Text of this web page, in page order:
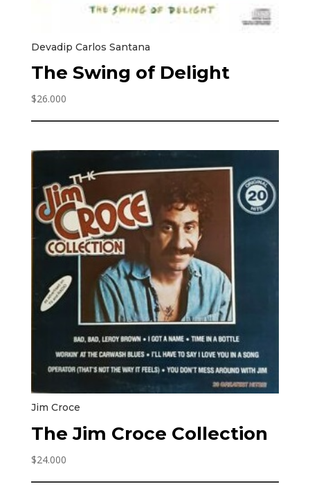
Devadip Carlos Santana
The Swing of Delight
$26.000
Jim Croce
The Jim Croce Collection
$24.000